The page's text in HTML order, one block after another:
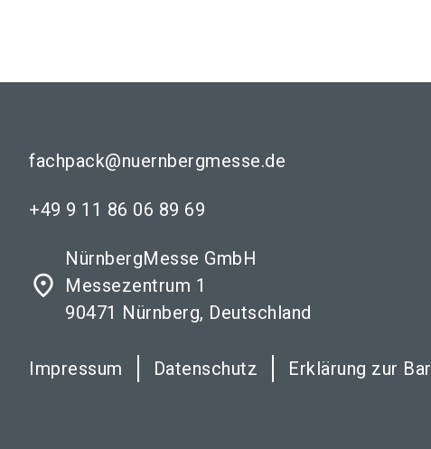
fachpack@nuernbergmesse.de
+49 9 11 86 06 89 69
place
NürnbergMesse GmbH
Messezentrum 1
90471 Nürnberg, Deutschland
Impressum Datenschutz Erklärung zur